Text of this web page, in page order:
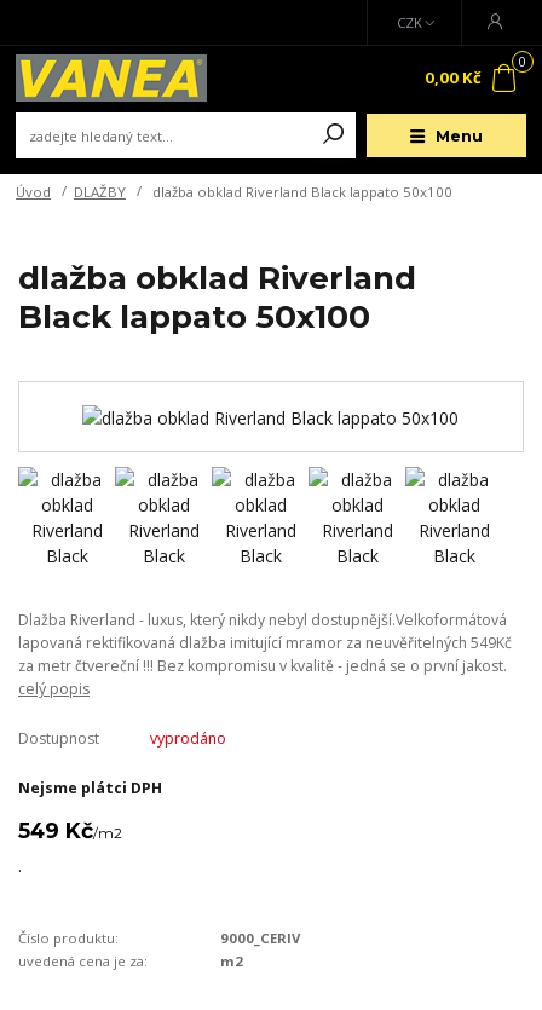
Menu
CZK
0
0,00 Kč
Úvod DLAŽBY dlažba obklad Riverland Black lappato 50x100
dlažba obklad Riverland
Black lappato 50x100
Dlažba Riverland - luxus, který nikdy nebyl dostupnější.Velkoformátová
lapovaná rektifikovaná dlažba imitující mramor za neuvěřitelných 549Kč
za metr čtvereční !!! Bez kompromisu v kvalitě - jedná se o první jakost.
celý popis
Dostupnost vyprodáno
Nejsme plátci DPH
549 Kč/m2
.
Číslo produktu:
9000_CERIV
uvedená cena je za:
m2